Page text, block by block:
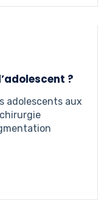
?
adolescents aux